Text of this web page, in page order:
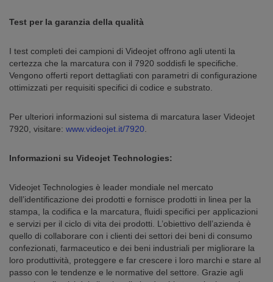
Test per la garanzia della qualità
I test completi dei campioni di Videojet offrono agli utenti la
certezza che la marcatura con il 7920 soddisfi le specifiche.
Vengono offerti report dettagliati con parametri di configurazione
ottimizzati per requisiti specifici di codice e substrato.
Per ulteriori informazioni sul sistema di marcatura laser Videojet
7920, visitare: www.videojet.it/7920
Informazioni su Videojet Technologies:
Videojet Technologies è leader mondiale nel mercato
dell’identificazione dei prodotti e fornisce prodotti in linea per la
stampa, la codifica e la marcatura, fluidi specifici per applicazioni
e servizi per il ciclo di vita dei prodotti. L’obiettivo dell’azienda è
quello di collaborare con i clienti dei settori dei beni di consumo
confezionati, farmaceutico e dei beni industriali per migliorare la
loro produttività, proteggere e far crescere i loro marchi e stare al
passo con le tendenze e le normative del settore. Grazie agli